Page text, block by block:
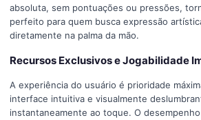
absoluta, sem pontuações ou pressões,
perfeito para quem busca expressão
diretamente na palma da mão.
Recursos Exclusivos e Jogabilidade
A experiência do usuário é prioridade
interface intuitiva e visualmente
instantaneamente ao toque. O